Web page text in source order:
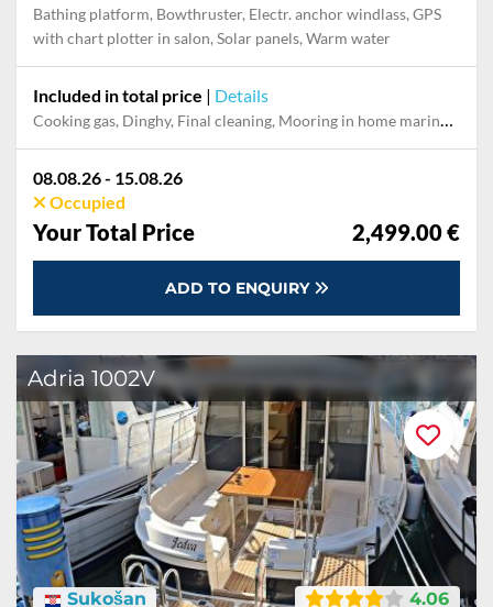
Bathing platform, Bowthruster, Electr. anchor windlass, GPS
with chart plotter in salon, Solar panels, Warm water
Included in total price | Details
Cooking gas, Dinghy, Final cleaning, Mooring in home marina during the whole charter, Permit / Transitlog, Pillow, blanket, sheets, duvet cover
08.08.26 - 15.08.26
Occupied
Your Total Price 2,499.00 €
ADD TO ENQUIRY
Adria 1002V
4.06
Sukošan